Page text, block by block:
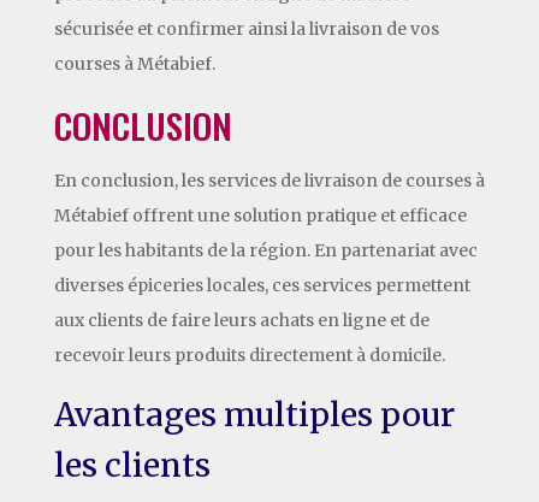
sécurisée et confirmer ainsi la livraison de vos
courses à Métabief.
CONCLUSION
En conclusion, les services de livraison de courses à
Métabief offrent une solution pratique et efficace
pour les habitants de la région. En partenariat avec
diverses épiceries locales, ces services permettent
aux clients de faire leurs achats en ligne et de
recevoir leurs produits directement à domicile.
Avantages multiples pour
les clients